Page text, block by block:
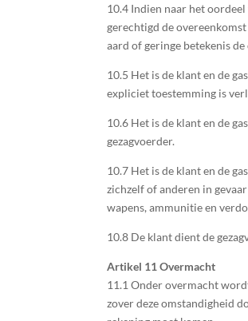
10.4 Indien naar het
gerechtigd de
aard of geringe betekenis
10.5 Het is de klant en de
expliciet toestemming is
10.6 Het is de klant en de
gezagvoerder.
10.7 Het is de klant en de
zichzelf of anderen in
wapens, ammunitie en
10.8 De klant dient de
Artikel 11 Overmacht
11.1 Onder overmacht
zover deze omstandigheid